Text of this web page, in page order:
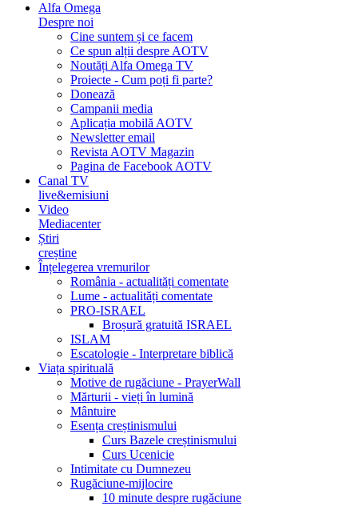
Alfa Omega
Despre noi
Cine suntem și ce facem
Ce spun alții despre AOTV
Noutăți Alfa Omega TV
Proiecte - Cum poți fi parte?
Donează
Campanii media
Aplicația mobilă AOTV
Newsletter email
Revista AOTV Magazin
Pagina de Facebook AOTV
Canal TV
live&emisiuni
Video
Mediacenter
Știri
creștine
Înțelegerea vremurilor
România - actualități comentate
Lume - actualități comentate
PRO-ISRAEL
Broșură gratuită ISRAEL
ISLAM
Escatologie - Interpretare biblică
Viața spirituală
Motive de rugăciune - PrayerWall
Mărturii - vieți în lumină
Mântuire
Esența creștinismului
Curs Bazele creștinismului
Curs Ucenicie
Intimitate cu Dumnezeu
Rugăciune-mijlocire
10 minute despre rugăciune